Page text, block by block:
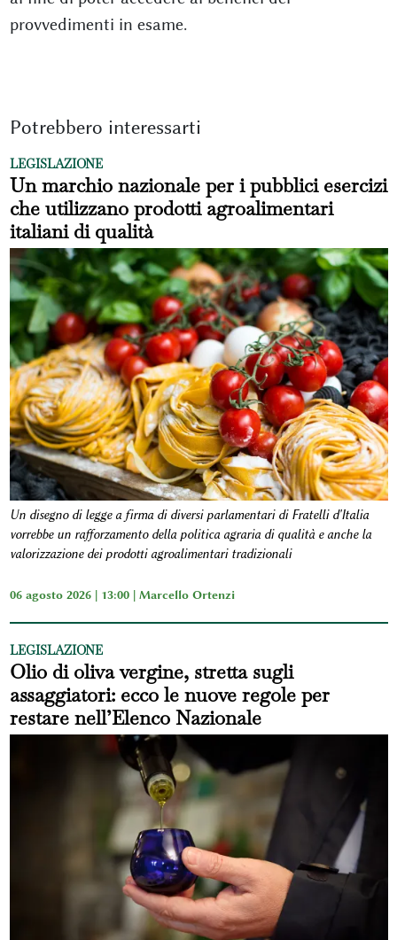
provvedimenti in esame.
Potrebbero interessarti
LEGISLAZIONE
Un marchio nazionale per i pubblici esercizi
che utilizzano prodotti agroalimentari
italiani di qualità
Un disegno di legge a firma di diversi parlamentari di Fratelli d'Italia
vorrebbe un rafforzamento della politica agraria di qualità e anche la
valorizzazione dei prodotti agroalimentari tradizionali
06 agosto 2026 | 13:00 | Marcello Ortenzi
LEGISLAZIONE
Olio di oliva vergine, stretta sugli
assaggiatori: ecco le nuove regole per
restare nell’Elenco Nazionale